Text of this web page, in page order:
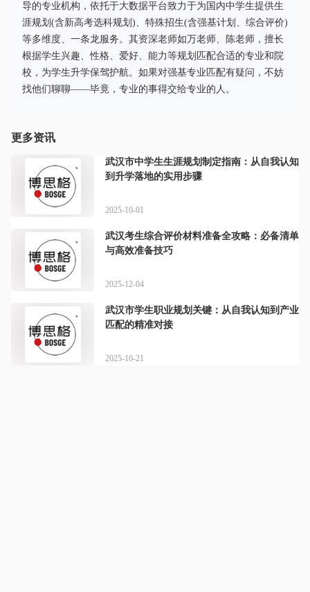
导的专业机构，依托于大数据平台致力于为国内中学生提供生
涯规划(含新高考选科规划)、特殊招生(含强基计划、综合评价)
等多维度、一条龙服务。其资深老师如万老师、陈老师，擅长
根据学生兴趣、性格、爱好、能力等规划匹配合适的专业和院
校，为学生升学保驾护航。如果对强基专业匹配有疑问，不妨
找他们聊聊——毕竟，专业的事得交给专业的人。
更多资讯
武汉市中学生生涯规划制定指南：从自我认知
到升学落地的实用步骤
2025-10-01
武汉考生综合评价材料准备全攻略：必备清单
与高效准备技巧
2025-12-04
武汉市学生职业规划关键：从自我认知到产业
匹配的精准对接
2025-10-21